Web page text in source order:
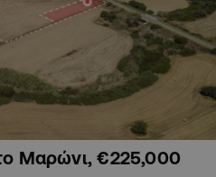
Μαρώνι, €225,000